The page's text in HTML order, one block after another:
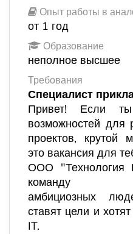
Опыт работы в
от 1 год
Образование
неполное высшее
Требования
Специалист
Привет! Если
возможностей для
проектов, крутой
это вакансия для
ООО "Технология
команду
амбициозных
ставят цели и
IT.